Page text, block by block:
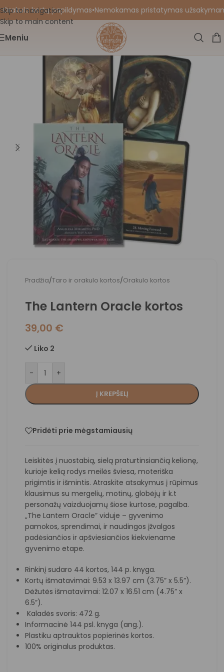
Skip to navigation
Skip to main content
kortų papildymas•Nemokamas pristatymas
Meniu
Pradžia/Taro ir orakulo kortos/Orakulo kortos
The Lantern Oracle kortos
39,00 €
Liko 2
- +
Į KREPŠELĮ
Pridėti prie mėgstamiausių
Leiskitės į nuostabią, sielą praturtinsiančią kelionę,
kurioje kelią rodys meilės šviesa, moteriška
prigimtis ir išmintis. Atraskite atsakymus į rūpimus
klausimus su mergelių, motinų, globėjų ir k.t
personažų vaizduojamų šiose kurtose, pagalba.
„The Lantern Oracle” viduje – gyvenimo
pamokos, sprendimai, ir naudingos įžvalgos
padėsiančios ir apšviesiančios kiekviename
gyvenimo etape.
Rinkinį sudaro 44 kortos, 144 p. knyga.
Kortų išmatavimai: 9.53 x 13.97 cm (3.75” x 5.5”).
Dėžutės išmatavimai: 12.07 x 16.51 cm (4.75” x
6.5”).
Kaladės svoris: 472 g.
Informacinė 144 psl. knyga (ang.).
Plastiku aptrauktos popierinės kortos.
100% originalus produktas.